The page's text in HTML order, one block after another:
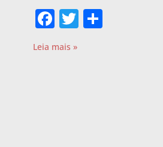
Facebook
Twitter
Leia mais »